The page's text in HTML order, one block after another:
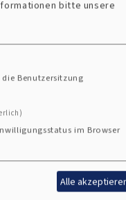
nach dem Tod
1240-0-5
bitte unsere
Benutzersitzung
im Browser
Alle